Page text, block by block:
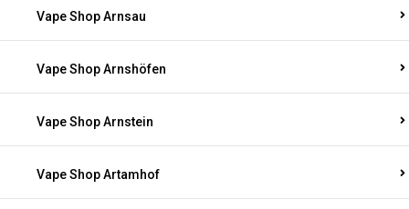
Vape Shop Arnsau
Vape Shop Arnshöfen
Vape Shop Arnstein
Vape Shop Artamhof